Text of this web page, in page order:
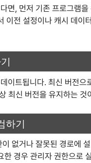
면, 먼저 기존 프로그램
이전 설정이나 캐시 데이
이트됩니다. 최신 버전
최신 버전을 유지하는 것
하기
없거나 잘못된 경로에
한 경우 관리자 권한으로